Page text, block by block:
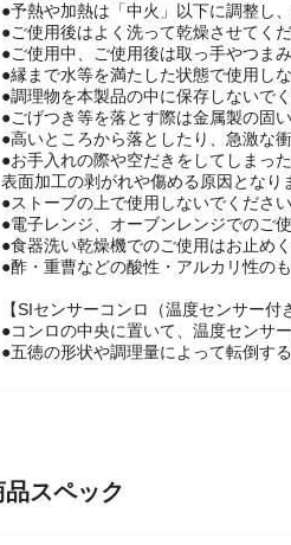
●空だきは絶対にしないでください。
●予熱や加熱は「中火」以下に調整し
●ご使用後はよく洗って乾燥させてく
●ご使用中、ご使用後は取っ手やつま
●縁まで水等を満たした状態で使用し
●調理物を本製品の中に保存しないで
●ごげつき等を落とす際は金属製の固
●高いところから落としたり、急激な
●お手入れの際や空だきをしてしまっ
表面加工の剥がれや傷める原因となり
●ストーブの上で使用しないでくださ
●電子レンジ、オーブンレンジでのご
●食器洗い乾燥機でのご使用はお止め
【SIセンサーコンロ（温度センサー
●コンロの中央に置いて、温度センサ